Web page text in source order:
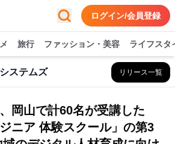
ログイン/会員登録
旅行 ファッション・美容 ライフスタ
ステムズ リリース一覧
岡山で計60名が受講した
ニア 体験スクール」の第3